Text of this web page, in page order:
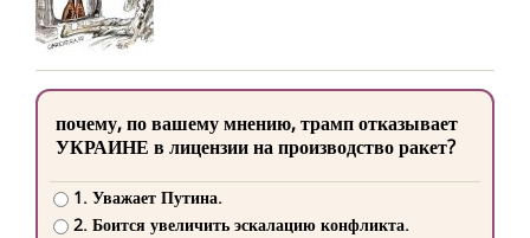
почему, по вашему мнению, трамп отказывает
УКРАИНЕ в лицензии на производство ракет?
1. Уважает Путина.
2. Боится увеличить эскалацию конфликта.